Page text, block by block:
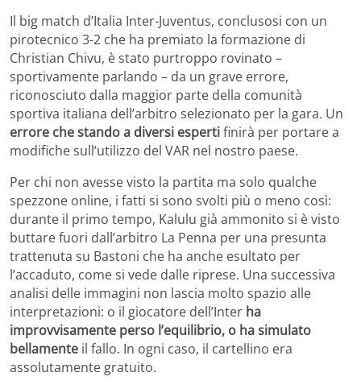
Il big match d’Italia Inter-Juventus, conclusosi con un
pirotecnico 3-2 che ha premiato la formazione di
Christian Chivu, è stato purtroppo rovinato –
sportivamente parlando – da un grave errore,
riconosciuto dalla maggior parte della comunità
sportiva italiana dell’arbitro selezionato per la gara. Un
errore che stando a diversi espertifinirà per portare a
modifiche sull’utilizzo del VAR nel nostro paese.
Per chi non avesse visto la partita ma solo qualche
spezzone online, i fatti si sono svolti più o meno così:
durante il primo tempo, Kalulu già ammonito si è visto
buttare fuori dall’arbitro La Penna per una presunta
trattenuta su Bastoni che ha anche esultato per
l’accaduto, come si vede dalle riprese. Una successiva
analisi delle immagini non lascia molto spazio alle
interpretazioni: o il giocatore dell’Inter ha
improvvisamente perso l’equilibrio, o ha simulato
bellamente il fallo. In ogni caso, il cartellino era
assolutamente gratuito.